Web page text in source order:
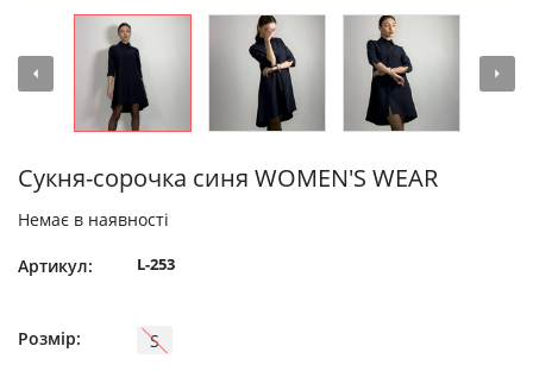
Сукня-сорочка синя WOMEN'S WEAR
Немає в наявності
Артикул: L-253
Розмір: S